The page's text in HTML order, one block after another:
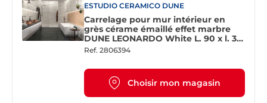
ESTUDIO CERAMICO DUNE
Carrelage pour mur intérieur en
grès cérame émaillé effet marbre
DUNE LEONARDO White L. 90 x l. 30
cm x Ep. 11 mm - Rectifié
Ref. 2806394
Choisir mon magasin